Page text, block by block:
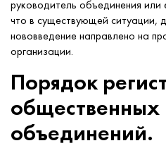
руководитель объединения
что в существующей ситуации,
нововведение направлено на
организации.
Порядок
общественных
объединений.